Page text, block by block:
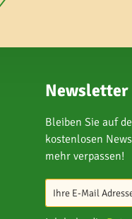
Newsletter
Bleiben Sie auf
kostenlosen
mehr verpassen!